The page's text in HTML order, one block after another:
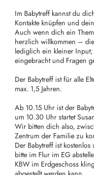
Im Babytreff kannst du
Kontakte knüpfen und
Auch wenn dich ein
herzlich willkommen –
lediglich ein kleiner
eingebracht und Fragen
Der Babytreff ist für alle
max. 1,5 Jahren.
Ab 10.15 Uhr ist der
um 10.30 Uhr startet
Wir bitten dich also,
Zentrum der Familie zu
Der Babytreff ist
bitte im Flur im EG
KBW im Erdgeschoss